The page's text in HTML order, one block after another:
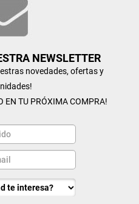
NEWSLETTER
novedades, ofertas y
EN TU PRÓXIMA COMPRA!